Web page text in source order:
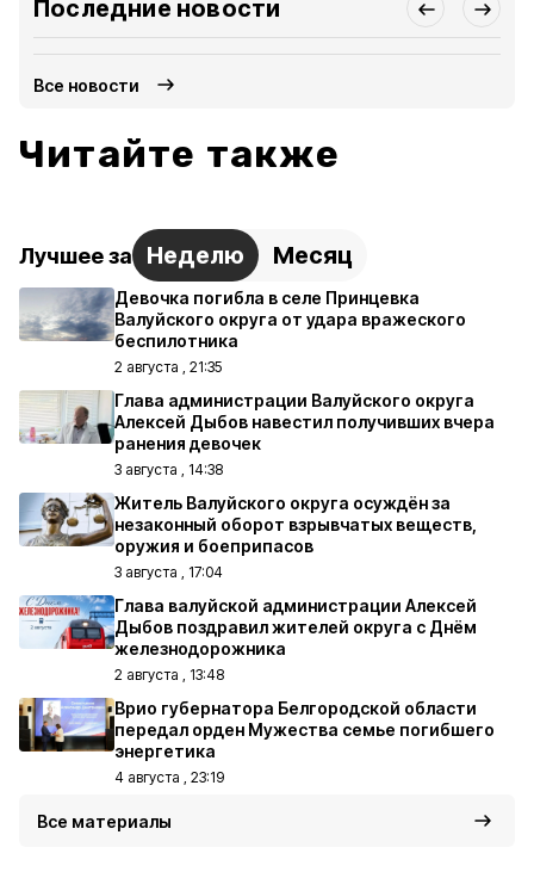
Последние новости
Все новости
Читайте также
Лучшее за Неделю Месяц
Девочка погибла в селе Принцевка
Валуйского округа от удара вражеского
беспилотника
2 августа , 21:35
Глава администрации Валуйского округа
Алексей Дыбов навестил получивших вчера
ранения девочек
3 августа , 14:38
Житель Валуйского округа осуждён за
незаконный оборот взрывчатых веществ,
оружия и боеприпасов
3 августа , 17:04
Глава валуйской администрации Алексей
Дыбов поздравил жителей округа с Днём
железнодорожника
2 августа , 13:48
Врио губернатора Белгородской области
передал орден Мужества семье погибшего
энергетика
4 августа , 23:19
Все материалы